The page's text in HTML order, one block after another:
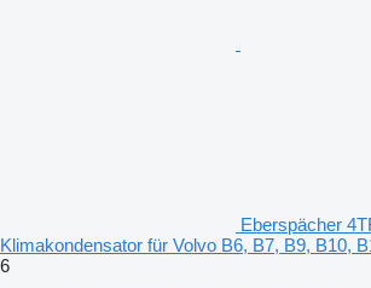
Eberspächer
Klimakondensator für Volvo B6, B7, B9, B10,
6